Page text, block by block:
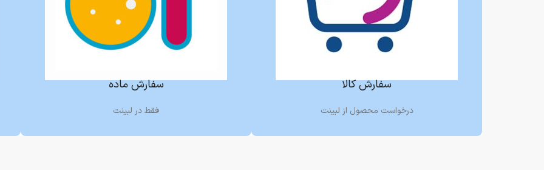
سفارش کالا
درخواست محصول از لبینت
سفارش ماده
فقط در لبینت